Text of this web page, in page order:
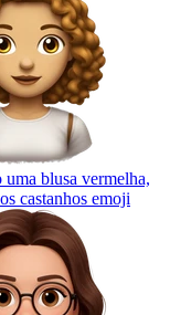
blusa vermelha,
castanhos emoji